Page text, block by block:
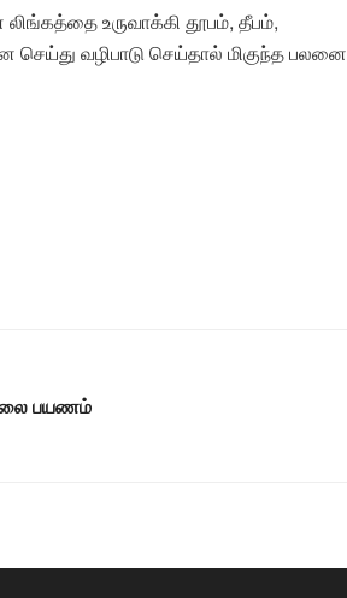
உருவாக்கி தூபம், தீபம்,
வழிபாடு செய்தால் மிகுந்த பலனை
பயணம்